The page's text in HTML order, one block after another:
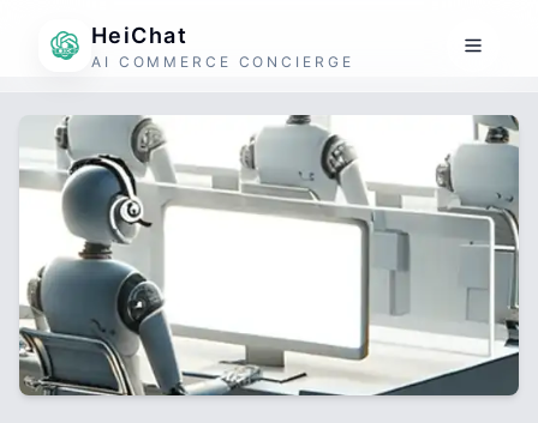
HeiChat
AI COMMERCE CONCIERGE